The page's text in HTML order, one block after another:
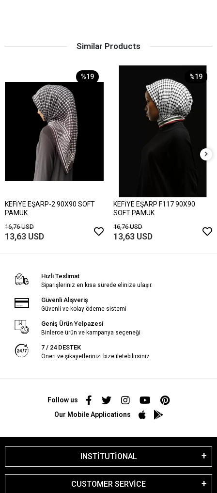
Similar Products
%19
KEFİYE EŞARP-2 90X90 SOFT
PAMUK
16,76 USD
13,63 USD
%19
KEFİYE EŞARP F117 90X90
SOFT PAMUK
16,76 USD
13,63 USD
Hızlı Teslimat
Siparişleriniz en kısa sürede elinize ulaşır.
Güvenli Alışveriş
Güvenli ve kolay ödeme sistemi
Geniş Ürün Yelpazesi
Binlerce ürün ve kampanya seçeneği
7 / 24 DESTEK
Öneri ve şikayetlerinizi bize iletebilirsiniz.
Follow us
Our Mobile Applications
INSTİTUTİONAL
CUSTOMER SERVİCE